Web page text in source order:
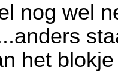
nog wel
het